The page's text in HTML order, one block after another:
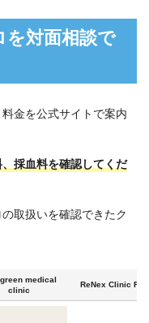
を対面相談で
金を公式サイトで案内
採血料を確認してくだ
取扱いを確認できたク
medical
clinic
ReNex Clinic